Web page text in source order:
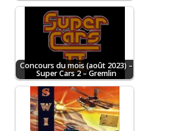
Concours du mois (août 2023) –
Super Cars 2 – Gremlin